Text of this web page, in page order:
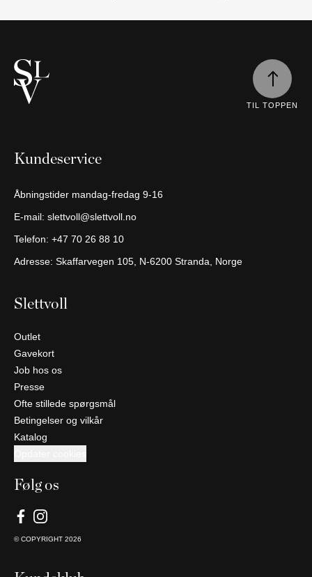
Fortsæt
med at
handle
Kundeservice
Åbningstider mandag-fredag 9-16
E-mail: slettvoll@slettvoll.no
Telefon: +47 70 26 88 10
Adresse: Skaffarvegen 105, N-6200 Stranda, Norge
Slettvoll
Outlet
Gavekort
Job hos os
Presse
Ofte stillede spørgsmål
Betingelser og vilkår
Katalog
Følg os
© COPYRIGHT 2026
TIL TOPPEN